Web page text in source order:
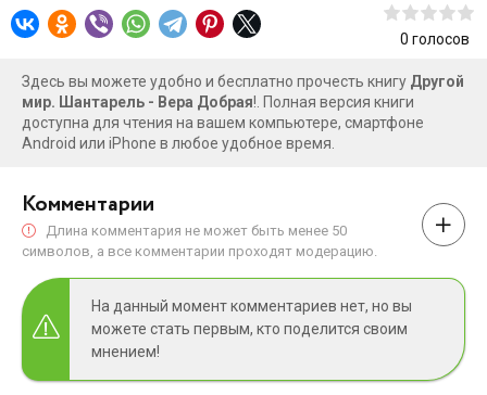
0 голосов
Здесь вы можете удобно и бесплатно прочесть книгу Другой
мир. Шантарель - Вера Добрая!. Полная версия книги
доступна для чтения на вашем компьютере, смартфоне
Android или iPhone в любое удобное время.
Комментарии
Длина комментария не может быть менее 50
символов, а все комментарии проходят модерацию.
На данный момент комментариев нет, но вы
можете стать первым, кто поделится своим
мнением!